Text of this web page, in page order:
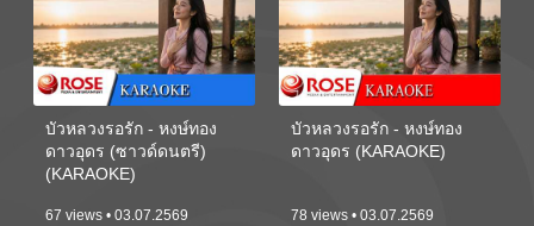
บัวหลวงรอรัก - หงษ์ทอง
ดาวอุดร (ซาวด์ดนตรี)
(KARAOKE)
67 views • 03.07.2569
บัวหลวงรอรัก - หงษ์ทอง
ดาวอุดร (KARAOKE)
78 views • 03.07.2569